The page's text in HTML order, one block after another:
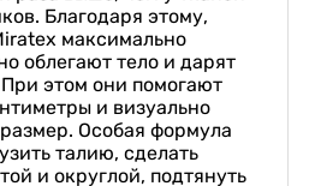
Благодаря этому,
максимально
облегают тело и дарят
При этом они помогают
и визуально
Особая формула
талию, сделать
и округлой, подтянуть